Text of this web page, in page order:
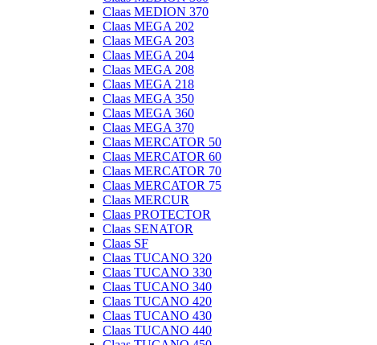
Claas MEDION 370
Claas MEGA 202
Claas MEGA 203
Claas MEGA 204
Claas MEGA 208
Claas MEGA 218
Claas MEGA 350
Claas MEGA 360
Claas MEGA 370
Claas MERCATOR 50
Claas MERCATOR 60
Claas MERCATOR 70
Claas MERCATOR 75
Claas MERCUR
Claas PROTECTOR
Claas SENATOR
Claas SF
Claas TUCANO 320
Claas TUCANO 330
Claas TUCANO 340
Claas TUCANO 420
Claas TUCANO 430
Claas TUCANO 440